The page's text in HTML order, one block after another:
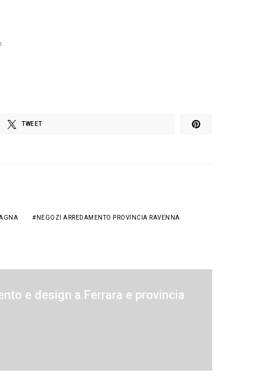
TWEET
NEGOZI ARREDAMENTO PROVINCIA RAVENNA
e design a Ferrara e provincia